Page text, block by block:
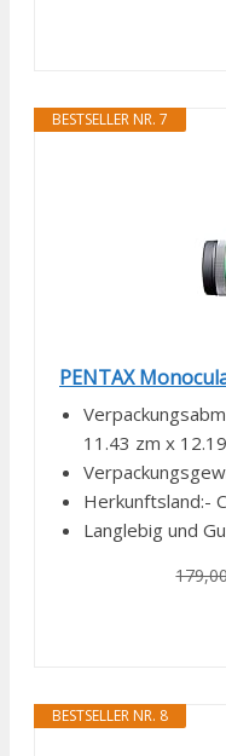
BESTSELLER NR. 7
PENTAX
11.43 zm x
Herkunftsland:-
Langlebig und
BESTSELLER NR. 8